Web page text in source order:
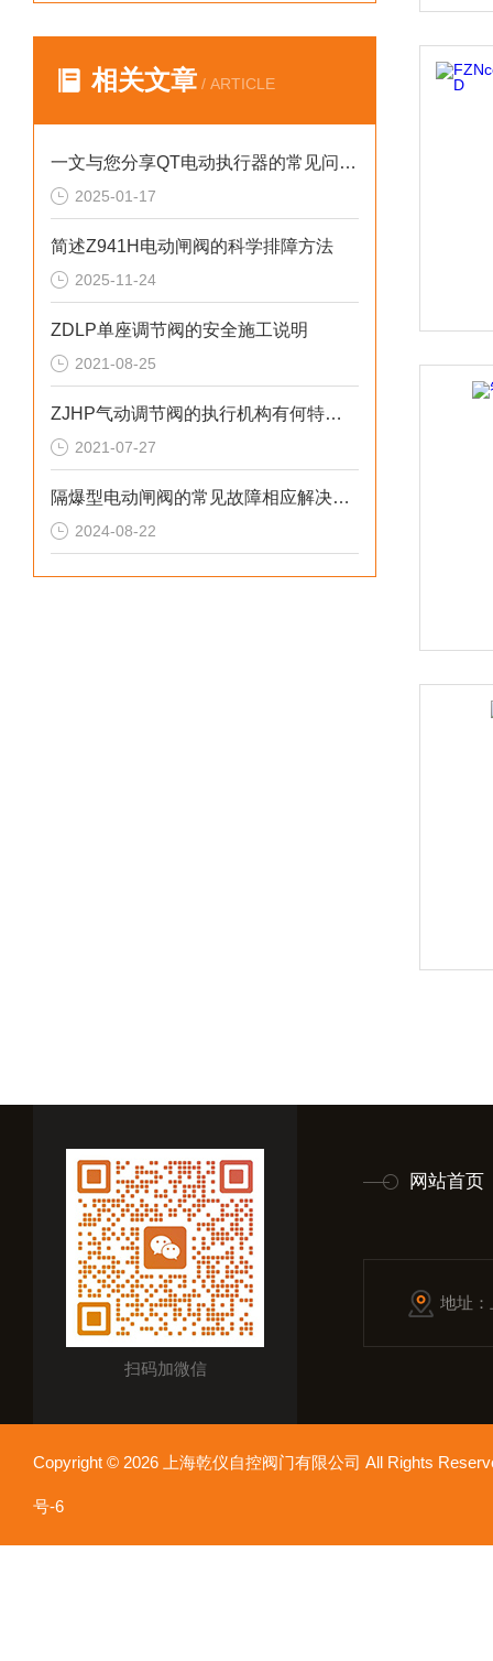
相关文章 / ARTICLE
一文与您分享QT电动执行器的常见问题相应解决方法
2025-01-17
简述Z941H电动闸阀的科学排障方法
2025-11-24
ZDLP单座调节阀的安全施工说明
2021-08-25
ZJHP气动调节阀的执行机构有何特征？
2021-07-27
隔爆型电动闸阀的常见故障相应解决方法分享
2024-08-22
扫码加微信
网站首页
地址
Copyright © 2026 上海乾仪自控阀门有限公司 All Rights
号-6